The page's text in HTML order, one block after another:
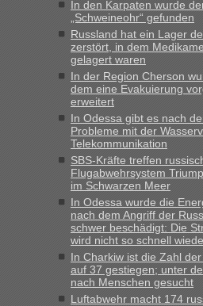
und du nicht damit handeln willst.
Originalverpackt ist und ersichlich
keine Probleme geben“
Recht, Visa und
gebrauchter Kleidung beim Zoll
„Hallo Leute, ich weiß nicht, ob
Anfrage. Ich möchte 4
Straßen Kleidung bei der Einreise
mitnehmen. Es ist gebrauchte
Berichte und Reisetipps •
Grenzübergang zwischen Polen
schnellsten?
„Wir sind mit unserem
15.6. in Krakovets rüber. Sehr
Früh. Mit sehr sehr wenig
8 PKW vor der Schranke....“
In den Karpaten wurde
„Schweineohr“ gefunden
Russland hat ein Lager
zerstört, in dem
gelagert waren
In der Region Cherson
dem eine Evakuierung
erweitert
In Odessa gibt es nach
Probleme mit der
Telekommunikation
SBS-Kräfte treffen
Flugabwehrsystem
im Schwarzen Meer
In Odessa wurde die
nach dem Angriff der
schwer beschädigt: Die
wird nicht so schnell
In Charkiw ist die Zahl
auf 37 gestiegen; unter
nach Menschen gesucht
Luftabwehr macht 174